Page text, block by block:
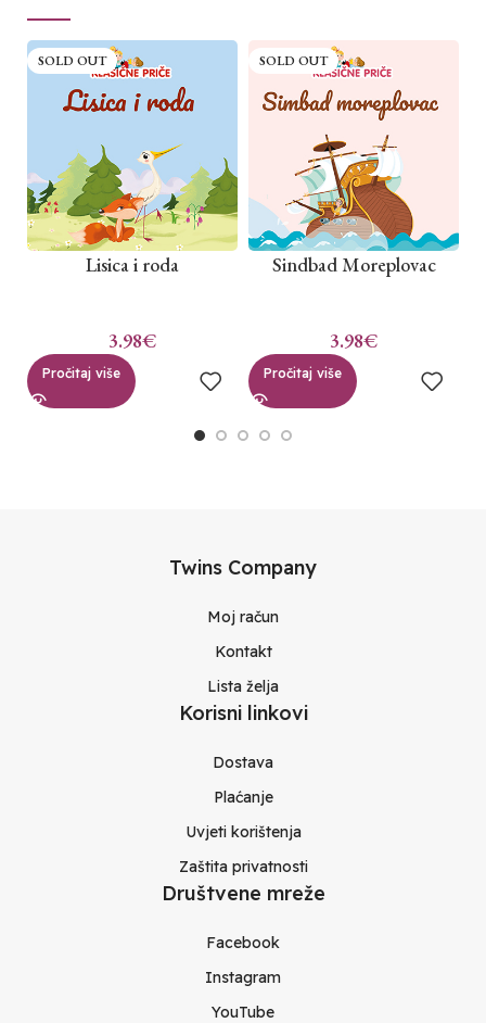
SOLD OUT
Lisica i roda
3.98€
Pročitaj više
SOLD OUT
Sindbad Moreplovac
3.98€
Pročitaj više
Twins Company
Moj račun
Kontakt
Lista želja
Korisni linkovi
Dostava
Plaćanje
Uvjeti korištenja
Zaštita privatnosti
Društvene mreže
Facebook
Instagram
YouTube